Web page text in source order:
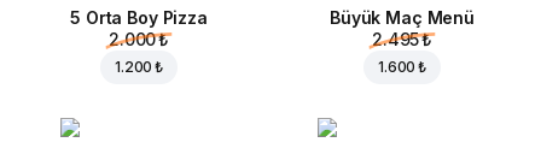
5 Orta Boy Pizza
2.000 ₺
1.200 ₺
Büyük Maç Menü
2.495 ₺
1.600 ₺